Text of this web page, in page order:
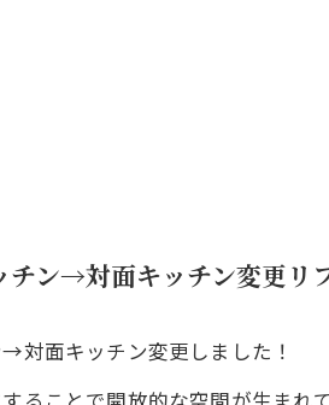
チン→対面キッチン変更リ
対面キッチン変更しました！